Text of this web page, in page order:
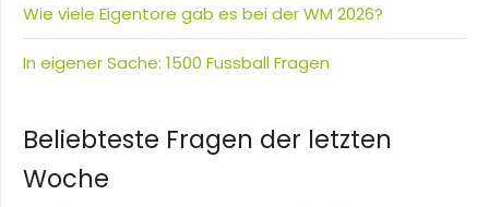
Wie viele Eigentore gab es bei der WM 2026?
In eigener Sache: 1500 Fussball Fragen
Beliebteste Fragen der letzten
Woche